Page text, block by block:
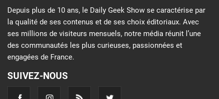
Depuis plus de 10 ans, le Daily Geek Show se caractérise par
la qualité de ses contenus et de ses choix éditoriaux. Avec
ses millions de visiteurs mensuels, notre média réunit l’une
des communautés les plus curieuses, passionnées et
engagées de France.
SUIVEZ-NOUS